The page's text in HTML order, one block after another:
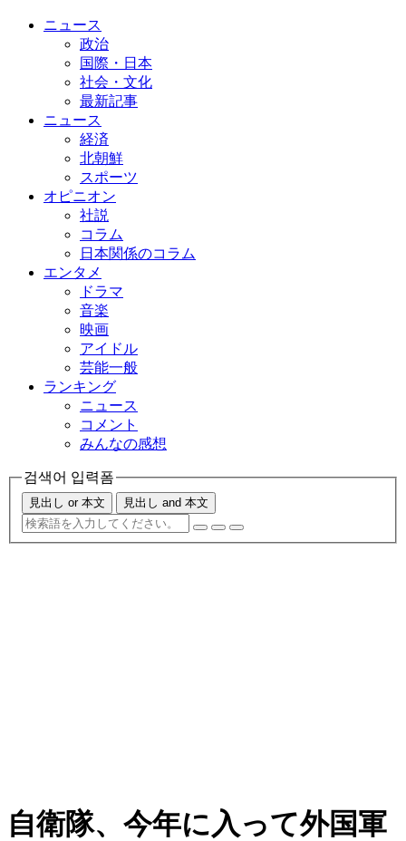
ニュース
政治
国際・日本
社会・文化
最新記事
ニュース
経済
北朝鮮
スポーツ
オピニオン
社説
コラム
日本関係のコラム
エンタメ
ドラマ
音楽
映画
アイドル
芸能一般
ランキング
ニュース
コメント
みんなの感想
검색어 입력폼
見出し or 本文 見出し and 本文
自衛隊、今年に入って外国軍